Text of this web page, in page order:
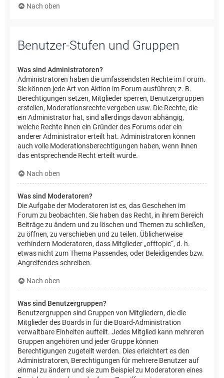
Nach oben
Benutzer-Stufen und Gruppen
Was sind Administratoren?
Administratoren haben die umfassendsten Rechte im Forum.
Sie können jede Art von Aktion im Forum ausführen; z. B.
Berechtigungen setzen, Mitglieder sperren, Benutzergruppen
erstellen, Moderationsrechte vergeben usw. Die Rechte, die
ein Administrator hat, sind allerdings davon abhängig,
welche Rechte ihnen ein Gründer des Forums oder ein
anderer Administrator erteilt hat. Administratoren können
auch volle Moderationsberechtigungen haben, wenn ihnen
das entsprechende Recht erteilt wurde.
Nach oben
Was sind Moderatoren?
Die Aufgabe der Moderatoren ist es, das Geschehen im
Forum zu beobachten. Sie haben das Recht, in ihrem Bereich
Beiträge zu ändern und zu löschen und Themen zu schließen,
zu öffnen, zu verschieben und zu teilen. Üblicherweise
verhindern Moderatoren, dass Mitglieder „offtopic“, d. h.
etwas nicht zum Thema Passendes, oder Beleidigendes bzw.
Angreifendes schreiben.
Nach oben
Was sind Benutzergruppen?
Benutzergruppen sind Gruppen von Mitgliedern, die die
Mitglieder des Boards in für die Board-Administration
verwaltbare Einheiten aufteilt. Jedes Mitglied kann mehreren
Gruppen angehören und jeder Gruppe können
Berechtigungen zugeteilt werden. Dies erleichtert es den
Administratoren, Berechtigungen für mehrere Benutzer auf
einmal zu ändern und sie zum Beispiel zu Moderatoren eines